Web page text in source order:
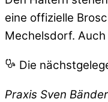
eine offizielle
Mechelsdorf.
Die
Praxis Sven Bänder